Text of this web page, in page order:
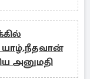
யாழ்.நீதவான்
அனுமதி